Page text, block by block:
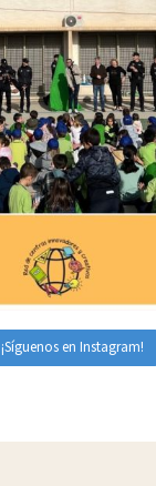
¡Síguenos en Instagram!